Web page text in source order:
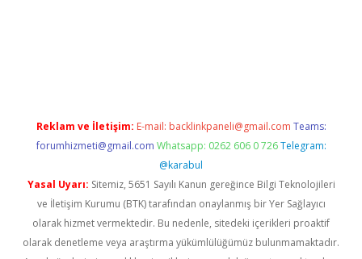
Reklam ve İletişim: E-mail: backlinkpaneli@gmail.com Teams:
forumhizmeti@gmail.com Whatsapp: 0262 606 0 726 Telegram:
@karabul
Yasal Uyarı: Sitemiz, 5651 Sayılı Kanun gereğince Bilgi Teknolojileri
ve İletişim Kurumu (BTK) tarafından onaylanmış bir Yer Sağlayıcı
olarak hizmet vermektedir. Bu nedenle, sitedeki içerikleri proaktif
olarak denetleme veya araştırma yükümlülüğümüz bulunmamaktadır.